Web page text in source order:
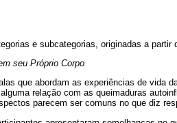
e subcategorias, originadas a partir
seu Próprio Corpo
que abordam as experiências de vida
relação com as queimaduras
parecem ser comuns no que diz